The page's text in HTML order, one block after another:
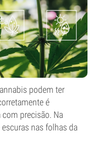
podem ter
é
precisão. Na
nas folhas da